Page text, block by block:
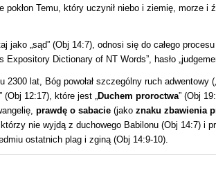
Temu, który uczynił niebo i ziemię, morze i
jako „sąd” (Obj 14:7), odnosi się do całego
Expository Dictionary of NT Words”, hasło
lat, Bóg powołał szczególny ruch adwentowy
” (Obj 12:17), które jest „Duchem proroctwa” (Obj
prawdę o sabacie (jako znaku zbawienia
nie wyjdą z duchowego Babilonu (Obj 14:7) i
ostatnich plag i zginą (Obj 14:9-10).